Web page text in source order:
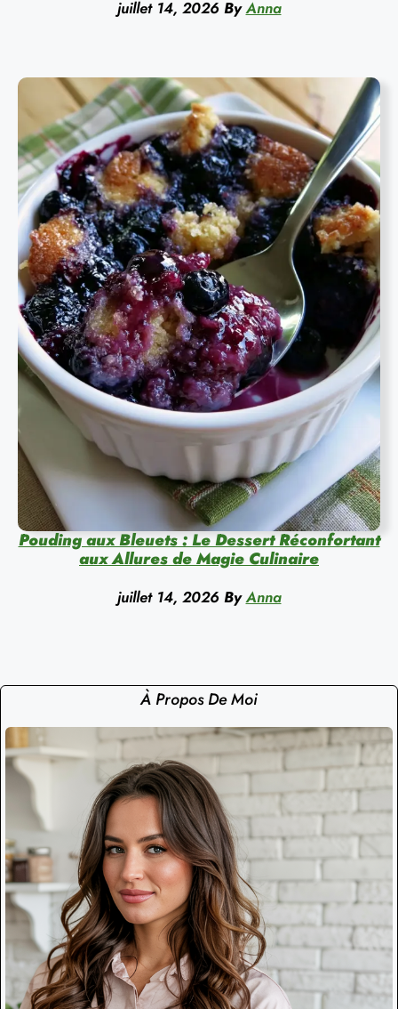
juillet 14, 2026 By Anna
Pouding aux Bleuets : Le Dessert Réconfortant
aux Allures de Magie Culinaire
juillet 14, 2026 By Anna
À Propos De Moi